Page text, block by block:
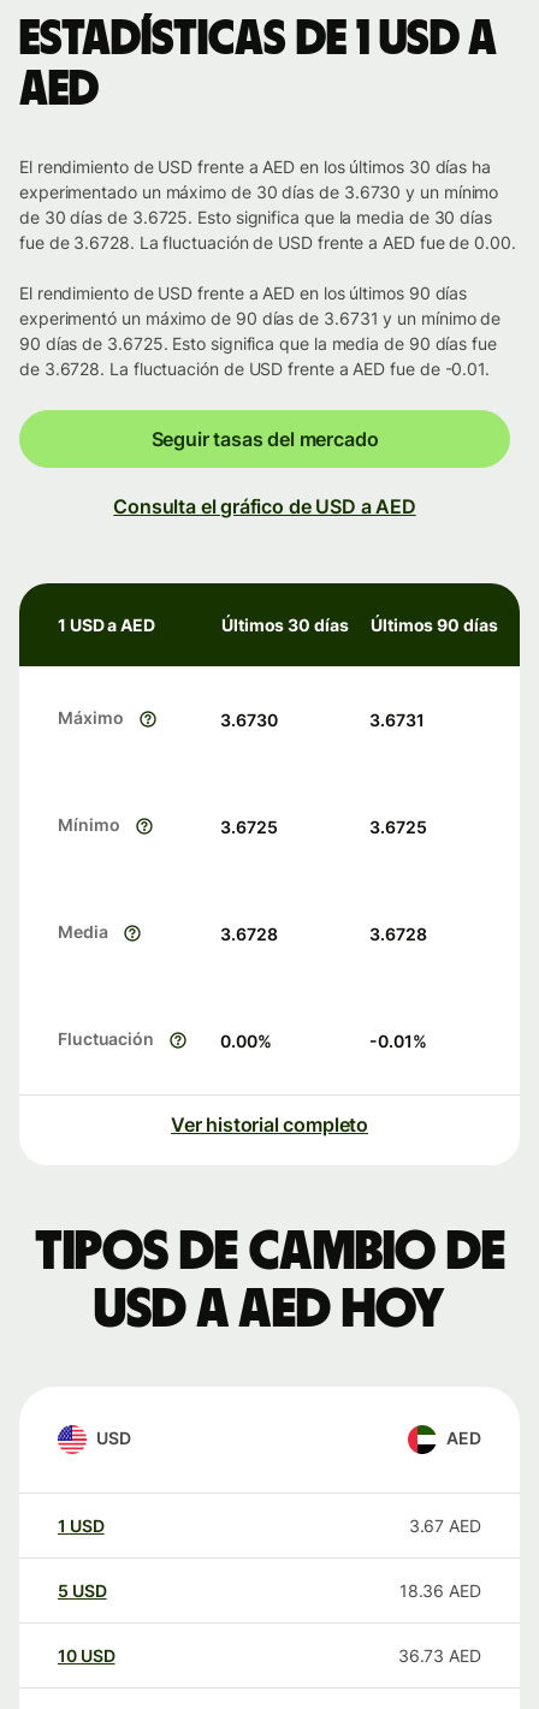
Estadísticas de 1 USD a
AED
El rendimiento de USD frente a AED en los últimos 30 días ha
experimentado un máximo de 30 días de 3.6730 y un mínimo
de 30 días de 3.6725. Esto significa que la media de 30 días
fue de 3.6728. La fluctuación de USD frente a AED fue de 0.00.
El rendimiento de USD frente a AED en los últimos 90 días
experimentó un máximo de 90 días de 3.6731 y un mínimo de
90 días de 3.6725. Esto significa que la media de 90 días fue
de 3.6728. La fluctuación de USD frente a AED fue de -0.01.
Seguir tasas del mercado
Consulta el gráfico de USD a AED
1 USD a AED Últimos 30 días Últimos 90 días
Máximo 3.6730 3.6731
Mínimo 3.6725 3.6725
Media 3.6728 3.6728
Fluctuación 0.00% -0.01%
Ver historial completo
Tipos de cambio de
USD a AED hoy
USD AED
1 USD 3.67 AED
5 USD 18.36 AED
10 USD 36.73 AED